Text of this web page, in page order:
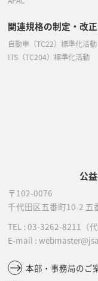
公
〒102-0076
千代田区五番町10-2 五
TEL : 03-3262-8211 （
E-mail :
本部・事務局のご
関連規格の制定・改正
自動車（TC22）標準化活動
ITS（TC204）標準化活動